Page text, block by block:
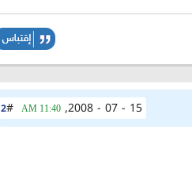
2# 15 - 07 - 2008,
11:40 AM